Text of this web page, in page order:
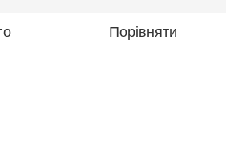
Порівняти